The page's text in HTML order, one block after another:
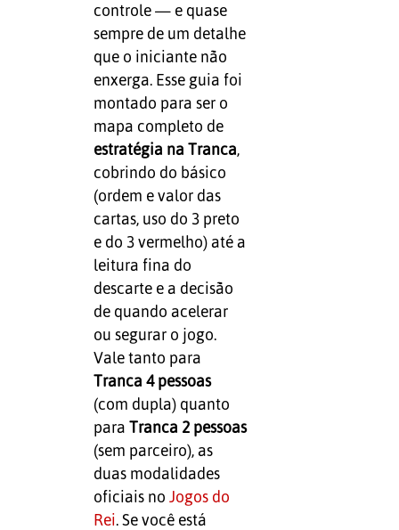
controle — e quase
sempre de um detalhe
que o iniciante não
enxerga. Esse guia foi
montado para ser o
mapa completo de
estratégia na Tranca,
cobrindo do básico
(ordem e valor das
cartas, uso do 3 preto
e do 3 vermelho) até a
leitura fina do
descarte e a decisão
de quando acelerar
ou segurar o jogo.
Vale tanto para
Tranca 4 pessoas
(com dupla) quanto
para Tranca 2 pessoas
(sem parceiro), as
duas modalidades
oficiais no Jogos do
Rei. Se você está